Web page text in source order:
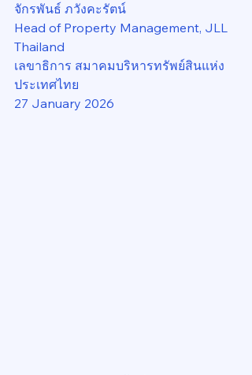
จักรพันธ์ ภวังคะรัตน์
Head of Property Management, JLL
Thailand
เลขาธิการ สมาคมบริหารทรัพย์สินแห่ง
ประเทศไทย
27 January 2026